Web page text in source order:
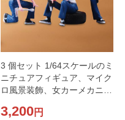
3 個セット 1/64スケールのミ
ニチュアフィギュア、マイク
ロ風景装飾、女カーメカニッ
人物フィギュア
3,200円